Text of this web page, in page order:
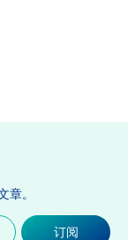
章。
订阅